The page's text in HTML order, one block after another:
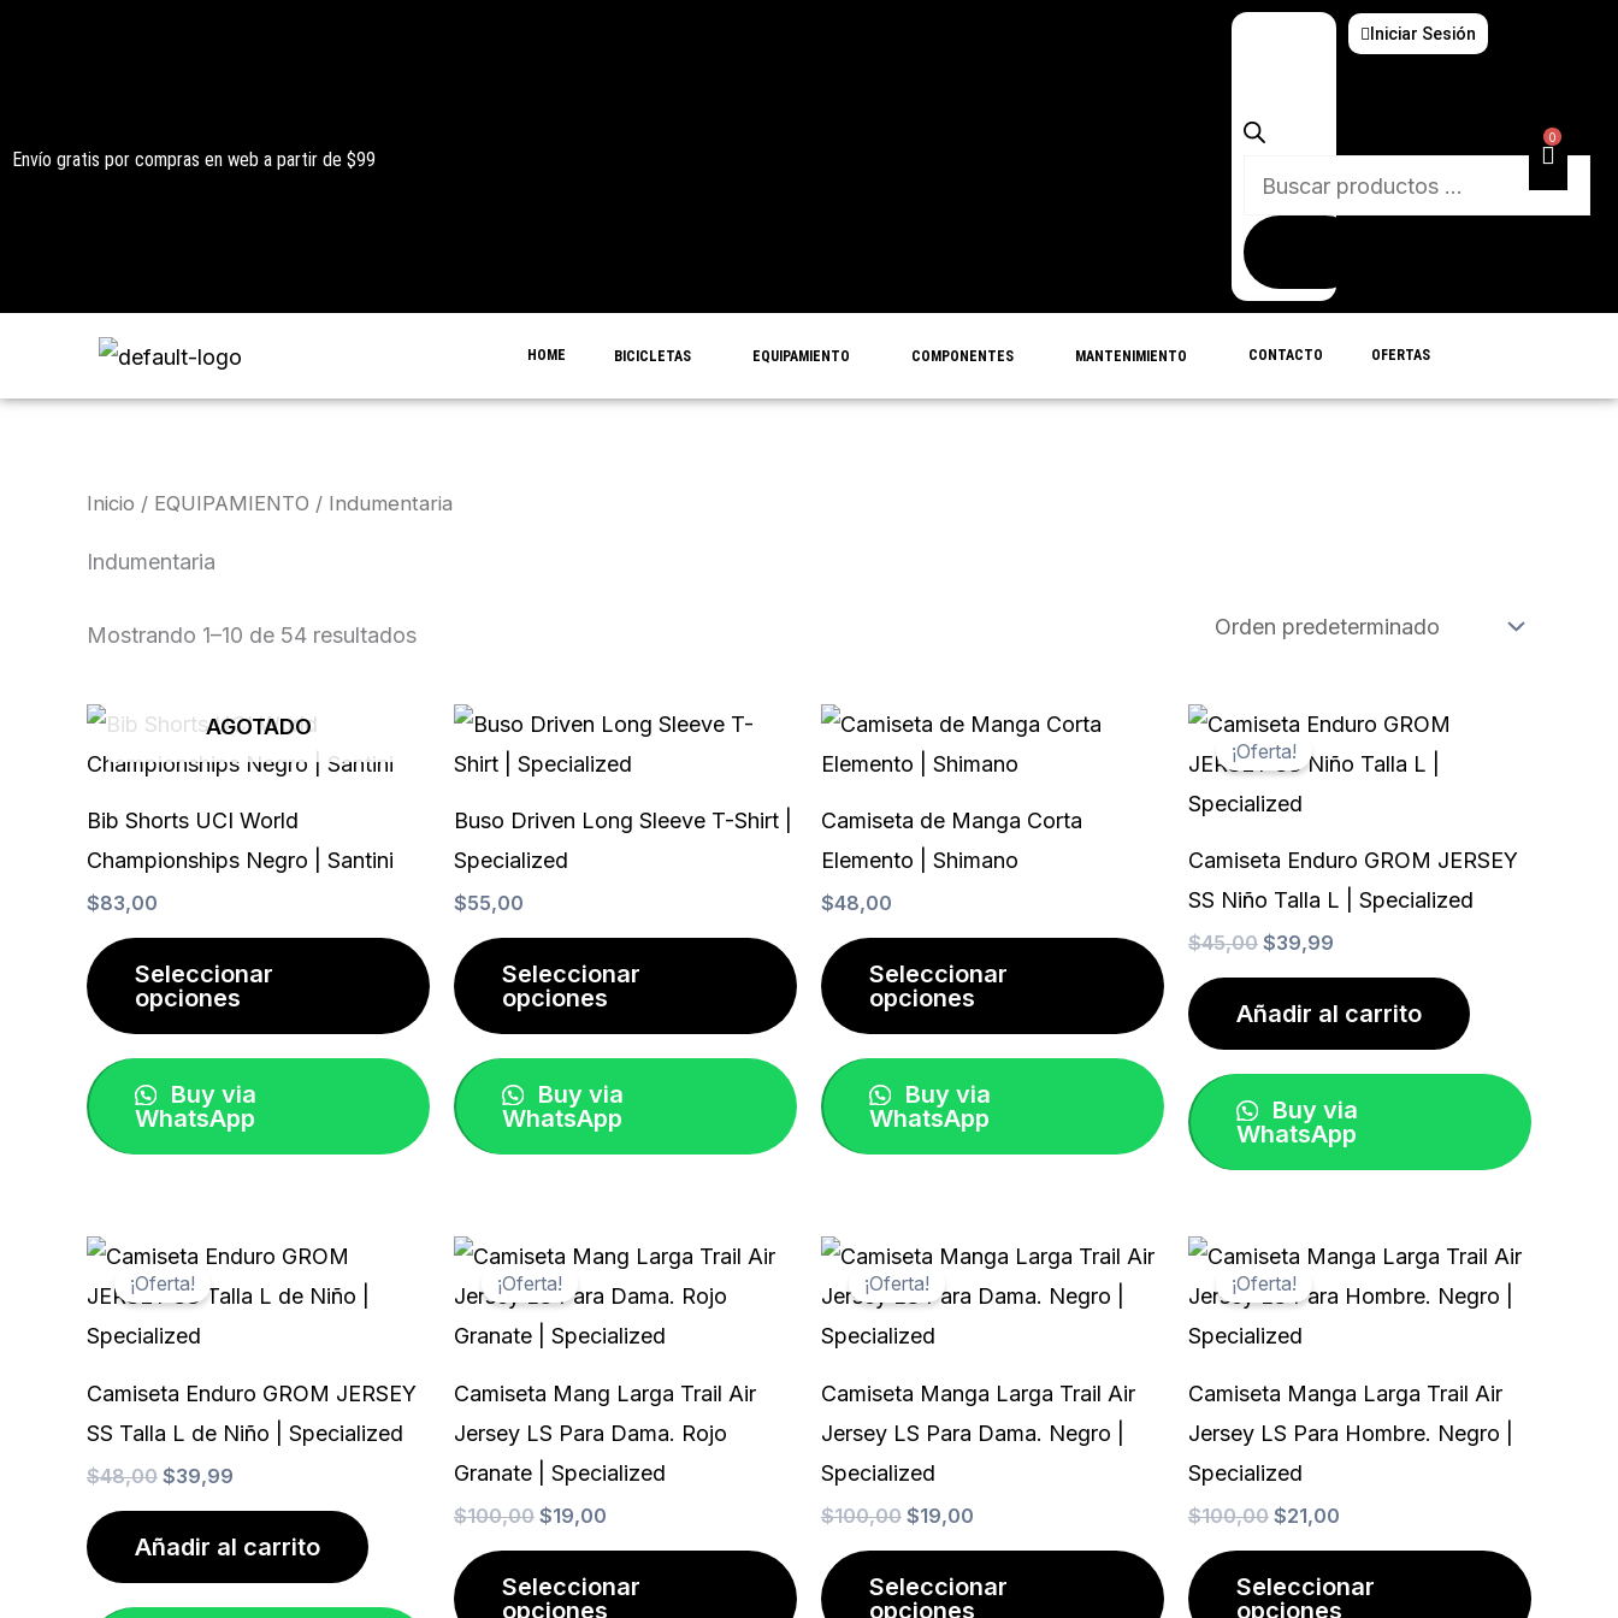
Envío gratis por compras en web a partir de $99
productos
Iniciar Sesión
0
HOME BICICLETAS EQUIPAMIENTO COMPONENTES MANTENIMIENTO CONTACTO OFERTAS
Inicio / EQUIPAMIENTO / Indumentaria
Indumentaria
Mostrando 1–10 de 54 resultados
AGOTADO
Bib Shorts UCI World
Championships Negro | Santini
$83,00
Seleccionar
opciones
Este
producto
opciones
se
pueden
elegir
en
producto
Buy via
WhatsApp
Buso Driven Long Sleeve T-Shirt |
Specialized
$55,00
Seleccionar
opciones
Este
producto
opciones
se
pueden
elegir
en
producto
Buy via
WhatsApp
Camiseta de Manga Corta
Elemento | Shimano
$48,00
Seleccionar
opciones
Este
producto
tiene
opciones
se
pueden
elegir
en
producto
Buy via
WhatsApp
¡Oferta!
Camiseta Enduro GROM JERSEY
SS Niño Talla L | Specialized
$45,00
El
precio
original
era:
$45,00.
$39,99
El
precio
actual
Añadir al carrito
Buy via
WhatsApp
¡Oferta!
Camiseta Enduro GROM JERSEY
SS Talla L de Niño | Specialized
$48,00
El
precio
original
era:
$48,00.
$39,99
El
actual
Añadir al carrito
¡Oferta!
Camiseta Mang Larga Trail Air
Jersey LS Para Dama. Rojo
Granate | Specialized
$100,00
El
precio
original
era:
$100,00.
$19,00
El
precio
actual
es:
$19,00.
Seleccionar
opciones
Este
producto
tiene
opciones
pueden
¡Oferta!
Camiseta Manga Larga Trail Air
Jersey LS Para Dama. Negro |
Specialized
$100,00
El
precio
original
era:
$100,00.
$19,00
El
precio
actual
Seleccionar
opciones
Este
producto
tiene
opciones
pueden
¡Oferta!
Camiseta Manga Larga Trail Air
Jersey LS Para Hombre. Negro |
Specialized
$100,00
El
precio
original
era:
$100,00.
$21,00
El
precio
actual
Seleccionar
opciones